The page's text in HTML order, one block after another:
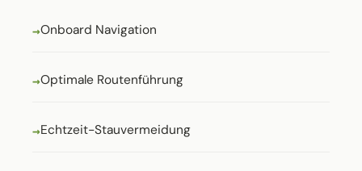
Onboard Navigation
Optimale Routenführung
Echtzeit-Stauvermeidung